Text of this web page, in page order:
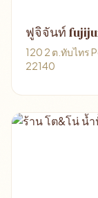
ฟูจิจันท์
120 2 ต.ทับไทร
22140